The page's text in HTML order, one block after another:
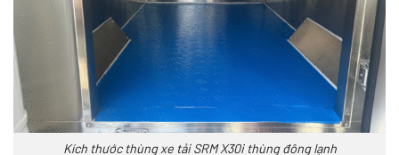
Kích thước thùng xe tải SRM X30i thùng đông lạnh